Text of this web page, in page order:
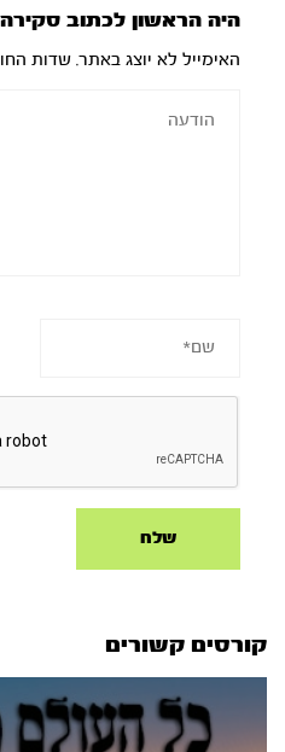
היה הראשון לכתוב
האימייל לא יוצג באתר. שדות
קורסים קשורים